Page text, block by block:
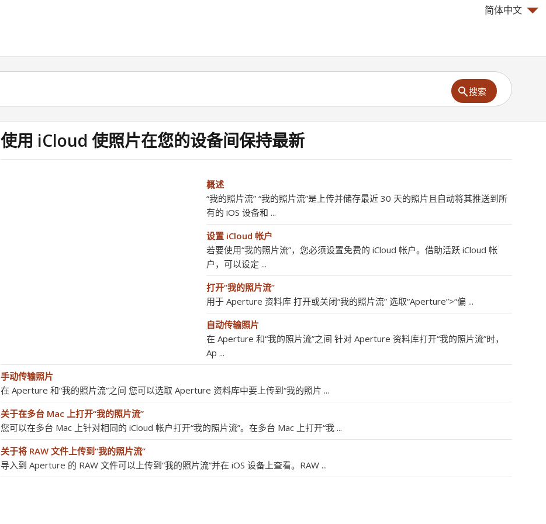
简体中文
搜索
使用 iCloud 使照片在您的设备间保持最新
概述
“我的照片流” “我的照片流”是上传并储存最近 30 天的照片且自动将其推送到所
有的 iOS 设备和 ...
设置 iCloud 帐户
若要使用“我的照片流”，您必须设置免费的 iCloud 帐户。借助活跃 iCloud 帐
户，可以设定 ...
打开“我的照片流”
用于 Aperture 资料库 打开或关闭“我的照片流” 选取“Aperture”>“偏 ...
自动传输照片
在 Aperture 和“我的照片流”之间 针对 Aperture 资料库打开“我的照片流”时，
Ap ...
手动传输照片
在 Aperture 和“我的照片流”之间 您可以选取 Aperture 资料库中要上传到“我的照片 ...
关于在多台 Mac 上打开“我的照片流”
您可以在多台 Mac 上针对相同的 iCloud 帐户打开“我的照片流”。在多台 Mac 上打开“我 ...
关于将 RAW 文件上传到“我的照片流”
导入到 Aperture 的 RAW 文件可以上传到“我的照片流”并在 iOS 设备上查看。RAW ...